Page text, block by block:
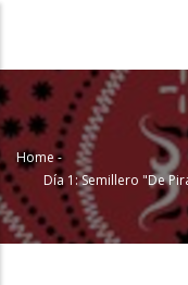
main
content
Home -
Día 1: Semillero "De